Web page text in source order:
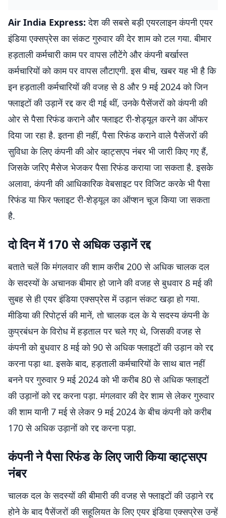
Air India Express: देश की सबसे बड़ी एयरलाइन कंपनी एयर
इंडिया एक्सप्रेस का संकट गुरुवार की देर शाम को टल गया. बीमार
हड़ताली कर्मचारी काम पर वापस लौटेंगे और कंपनी बर्खास्त
कर्मचारियों को काम पर वापस लौटाएगी. इस बीच, खबर यह भी है कि
इन हड़ताली कर्मचारियों की वजह से 8 और 9 मई 2024 को जिन
फ्लाइटों की उड़ानें रद्द कर दी गई थीं, उनके पैसेंजरों को कंपनी की
ओर से पैसा रिफंड कराने और फ्लाइट री-शेड्यूल करने का ऑफर
दिया जा रहा है. इतना ही नहीं, पैसा रिफंड कराने वाले पैसेंजरों की
सुविधा के लिए कंपनी की ओर व्हाट्सएप नंबर भी जारी किए गए हैं,
जिसके जरिए मैसेज भेजकर पैसा रिफंड कराया जा सकता है. इसके
अलावा, कंपनी की आधिकारिक वेबसाइट पर विजिट करके भी पैसा
रिफंड या फिर फ्लाइट री-शेड्यूल का ऑप्शन चूज किया जा सकता
है.
दो दिन में 170 से अधिक उड़ानें रद्द
बताते चलें कि मंगलवार की शाम करीब 200 से अधिक चालक दल
के सदस्यों के अचानक बीमार हो जाने की वजह से बुधवार 8 मई की
सुबह से ही एयर इंडिया एक्सप्रेस में उड़ान संकट खड़ा हो गया.
मीडिया की रिपोर्ट्स की मानें, तो चालक दल के ये सदस्य कंपनी के
कुप्रबंधन के विरोध में हड़ताल पर चले गए थे, जिसकी वजह से
कंपनी को बुधवार 8 मई को 90 से अधिक फ्लाइटों की उड़ान को रद्द
करना पड़ा था. इसके बाद, हड़ताली कर्मचारियों के साथ बात नहीं
बनने पर गुरुवार 9 मई 2024 को भी करीब 80 से अधिक फ्लाइटों
की उड़ानों को रद्द करना पड़ा. मंगलवार की देर शाम से लेकर गुरुवार
की शाम यानी 7 मई से लेकर 9 मई 2024 के बीच कंपनी को करीब
170 से अधिक उड़ानों को रद्द करना पड़ा.
कंपनी ने पैसा रिफंड के लिए जारी किया व्हाट्सएप
नंबर
चालक दल के सदस्यों की बीमारी की वजह से फ्लाइटों की उड़ाने रद्द
होने के बाद पैसेंजरों की सहूलियत के लिए एयर इंडिया एक्सप्रेस उन्हें